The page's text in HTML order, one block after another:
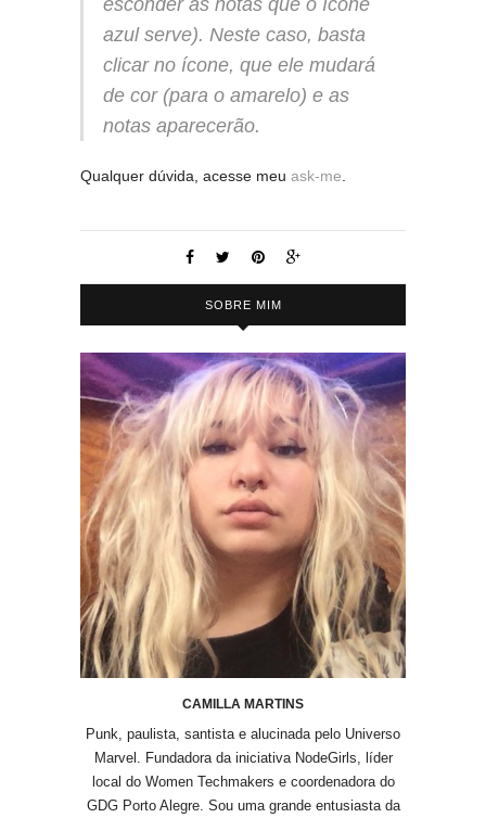
esconder as notas que o ícone
azul serve). Neste caso, basta
clicar no ícone, que ele mudará
de cor (para o amarelo) e as
notas aparecerão.
Qualquer dúvida, acesse meu ask-me.
SOBRE MIM
CAMILLA MARTINS
Punk, paulista, santista e alucinada pelo Universo
Marvel. Fundadora da iniciativa NodeGirls, líder
local do Women Techmakers e coordenadora do
GDG Porto Alegre. Sou uma grande entusiasta da